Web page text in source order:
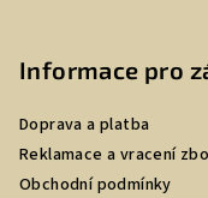
Informace pro
Doprava a platba
Reklamace a vracení
Obchodní podmínky